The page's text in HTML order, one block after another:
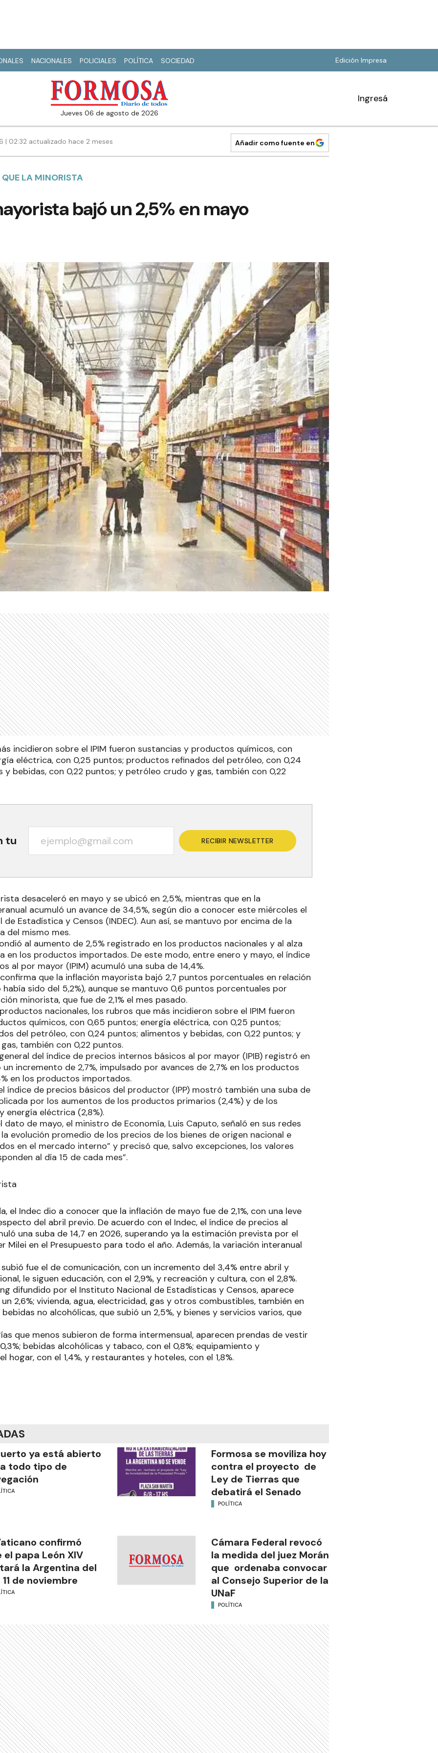
NACIONALES POLICIALES POLÍTICA SOCIEDAD Edición Impresa
jueves 06 de agosto de 2026
Ingresá
| 02:32 actualizado hace 2 meses Añadir como fuente en
LA MINORISTA
bajó un 2,5% en mayo
incidieron sobre el IPIM fueron sustancias y productos químicos, con
eléctrica, con 0,25 puntos; productos refinados del petróleo, con 0,24
y bebidas, con 0,22 puntos; y petróleo crudo y gas, también con 0,22
tu RECIBIR NEWSLETTER
desaceleró en mayo y se ubicó en 2,5%, mientras que en la
acumuló un avance de 34,5%, según dio a conocer este miércoles el
Estadística y Censos (INDEC). Aun así, se mantuvo por encima de la
del mismo mes.
al aumento de 2,5% registrado en los productos nacionales y al alza
en los productos importados. De este modo, entre enero y mayo, el índice
al por mayor (IPIM) acumuló una suba de 14,4%.
que la inflación mayorista bajó 2,7 puntos porcentuales en relación
sido del 5,2%), aunque se mantuvo 0,6 puntos porcentuales por
minorista, que fue de 2,1% el mes pasado.
nacionales, los rubros que más incidieron sobre el IPIM fueron
químicos, con 0,65 puntos; energía eléctrica, con 0,25 puntos;
del petróleo, con 0,24 puntos; alimentos y bebidas, con 0,22 puntos; y
también con 0,22 puntos.
del índice de precios internos básicos al por mayor (IPIB) registró en
incremento de 2,7%, impulsado por avances de 2,7% en los productos
en los productos importados.
índice de precios básicos del productor (IPP) mostró también una suba de
por los aumentos de los productos primarios (2,4%) y de los
energía eléctrica (2,8%).
dato de mayo, el ministro de Economía, Luis Caputo, señaló en sus redes
la evolución promedio de los precios de los bienes de origen nacional e
en el mercado interno” y precisó que, salvo excepciones, los valores
al día 15 de cada mes”.
el Indec dio a conocer que la inflación de mayo fue de 2,1%, con una leve
del abril previo. De acuerdo con el Indec, el índice de precios al
una suba de 14,7 en 2026, superando ya la estimación prevista por el
Milei en el Presupuesto para todo el año. Además, la variación interanual
fue el de comunicación, con un incremento del 3,4% entre abril y
le siguen educación, con el 2,9%, y recreación y cultura, con el 2,8%.
difundido por el Instituto Nacional de Estadísticas y Censos, aparece
2,6%; vivienda, agua, electricidad, gas y otros combustibles, también en
no alcohólicas, que subió un 2,5%, y bienes y servicios varios, que
que menos subieron de forma intermensual, aparecen prendas de vestir
bebidas alcohólicas y tabaco, con el 0,8%; equipamiento y
hogar, con el 1,4%, y restaurantes y hoteles, con el 1,8%.
ya está abierto
todo tipo de
Formosa se moviliza hoy
contra el proyecto de
Ley de Tierras que
debatirá el Senado
POLÍTICA
confirmó
el papa León XIV
la Argentina del
11 de noviembre
Cámara Federal revocó
la medida del juez Morán
que ordenaba convocar
al Consejo Superior de la
UNaF
POLÍTICA